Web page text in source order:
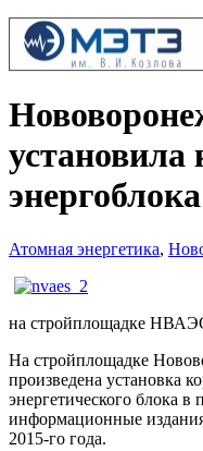
установила
Атомная энергетика,
на стройплощадке
На стройплощадке
произведена установка
энергетического блока
информационные
2015-го года.